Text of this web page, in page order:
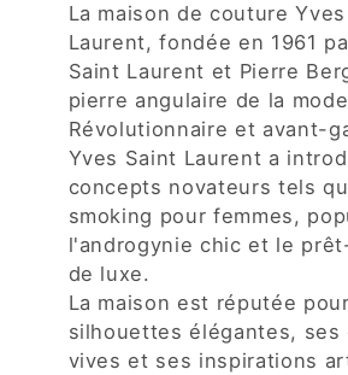
La maison de couture
Laurent, fondée en 1961
Saint Laurent et Pierre
pierre angulaire de la
Révolutionnaire et avant-
Yves Saint Laurent a
concepts novateurs tels
smoking pour femmes,
l'androgynie chic et le
de luxe.
La maison est réputée
silhouettes élégantes, ses
vives et ses inspirations